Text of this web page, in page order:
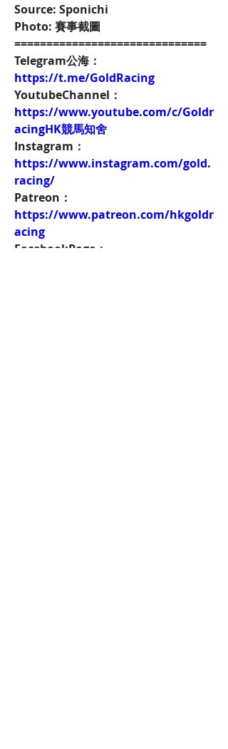
Source: Sponichi
Photo: 賽事截圖
==============================
Telegram公海：
https://t.me/GoldRacing
YoutubeChannel：
https://www.youtube.com/c/Goldr
acingHK競馬知舍
Instagram：
https://www.instagram.com/gold.
racing/
Patreon：
https://www.patreon.com/hkgoldr
acing
FacebookPage：